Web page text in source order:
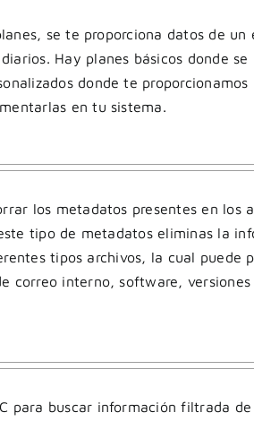
se te proporciona datos de un
Hay planes básicos donde se
donde te proporcionamos
en tu sistema.
los metadatos presentes en los
tipo de metadatos eliminas la
tipos archivos, la cual puede
correo interno, software,
para buscar información filtrada